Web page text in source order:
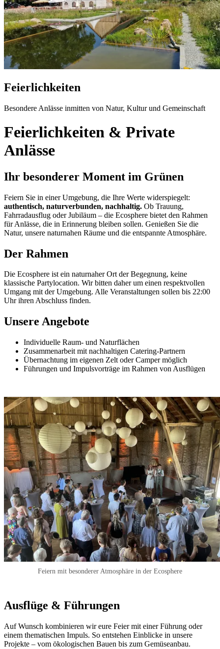
Feierlichkeiten
Besondere Anlässe inmitten von Natur, Kultur und Gemeinschaft
Feierlichkeiten & Private
Anlässe
Ihr besonderer Moment im Grünen
Feiern Sie in einer Umgebung, die Ihre Werte widerspiegelt:
authentisch, naturverbunden, nachhaltig. Ob Trauung,
Fahrradausflug oder Jubiläum – die Ecosphere bietet den Rahmen
für Anlässe, die in Erinnerung bleiben sollen. Genießen Sie die
Natur, unsere naturnahen Räume und die entspannte Atmosphäre.
Der Rahmen
Die Ecosphere ist ein naturnaher Ort der Begegnung, keine
klassische Partylocation. Wir bitten daher um einen respektvollen
Umgang mit der Umgebung. Alle Veranstaltungen sollen bis 22:00
Uhr ihren Abschluss finden.
Unsere Angebote
Individuelle Raum- und Naturflächen
Zusammenarbeit mit nachhaltigen Catering-Partnern
Übernachtung im eigenen Zelt oder Camper möglich
Führungen und Impulsvorträge im Rahmen von Ausflügen
Feiern mit besonderer Atmosphäre in der Ecosphere
Ausflüge & Führungen
Auf Wunsch kombinieren wir eure Feier mit einer Führung oder
einem thematischen Impuls. So entstehen Einblicke in unsere
Projekte – vom ökologischen Bauen bis zum Gemüseanbau.